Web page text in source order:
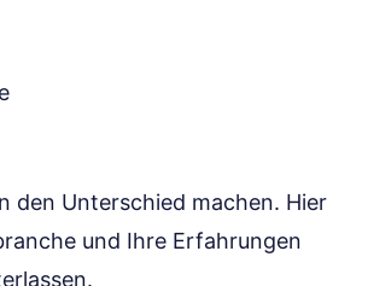
den Unterschied machen. Hier
und Ihre Erfahrungen